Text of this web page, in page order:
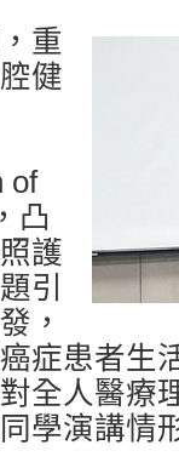
重
健
of
凸
護
引
，
症患者生
全人醫療
學演講情